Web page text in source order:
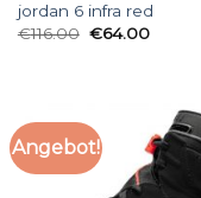
jordan 6 infra red
€116.00 €64.00
Angebot!